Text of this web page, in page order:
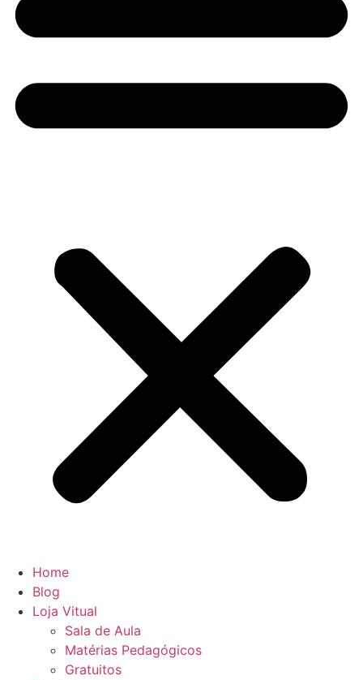
Home
Blog
Loja Vitual
Sala de Aula
Matérias Pedagógicos
Gratuitos